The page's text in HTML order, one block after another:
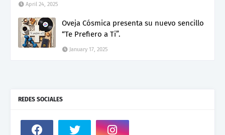
April 24, 2025
Oveja Cósmica presenta su nuevo sencillo
“Te Prefiero a Ti”.
January 17, 2025
REDES SOCIALES